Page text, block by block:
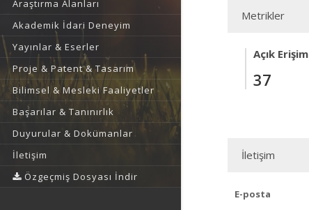
Araştırma Alanları
Akademik İdari Deneyim
Yayınlar & Eserler
Proje & Patent & Tasarım
Bilimsel & Mesleki Faaliyetler
Başarılar & Tanınırlık
Duyurular & Dokümanlar
İletişim
Özgeçmiş Dosyası İndir
Metrikler
Açık Erişim
37
İletişim
E-posta